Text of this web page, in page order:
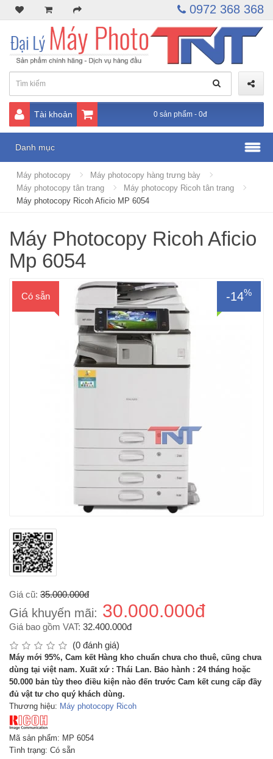
0972 368 368
Tài khoản 0 sản phẩm - 0đ
Danh mục
Máy photocopy
Máy photocopy hàng trưng bày
Máy photocopy tân trang
Máy photocopy Ricoh tân trang
Máy photocopy Ricoh Aficio MP 6054
Máy Photocopy Ricoh Aficio
Mp 6054
Có sẵn -14%
Giá cũ: 35.000.000đ
Giá khuyến mãi: 30.000.000đ
Giá bao gồm VAT: 32.400.000đ
(0 đánh giá)
Máy mới 95%, Cam kết Hàng kho chuẩn chưa cho thuê, cũng chưa
dùng tại việt nam. Xuất xứ : Thái Lan. Bảo hành : 24 tháng hoặc
50.000 bản tùy theo điều kiện nào đến trước Cam kết cung cấp đầy
đủ vật tư cho quý khách dùng.
Thương hiệu: Máy photocopy Ricoh
Mã sản phẩm: MP 6054
Tình trạng: Có sẵn